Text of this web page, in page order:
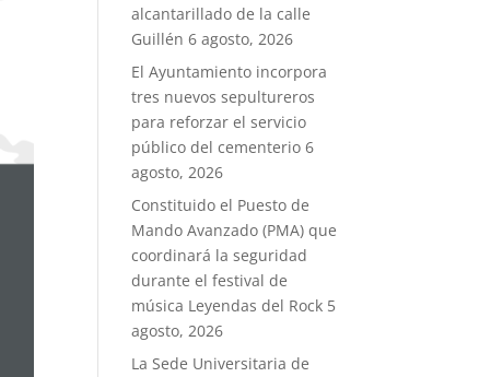
alcantarillado de la calle
Guillén 6 agosto, 2026
El Ayuntamiento incorpora
tres nuevos sepultureros
para reforzar el servicio
público del cementerio 6
agosto, 2026
Constituido el Puesto de
Mando Avanzado (PMA) que
coordinará la seguridad
durante el festival de
música Leyendas del Rock 5
agosto, 2026
La Sede Universitaria de